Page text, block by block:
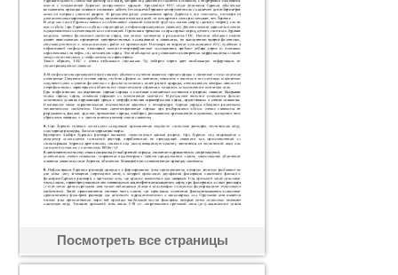
Посмотреть все страницы